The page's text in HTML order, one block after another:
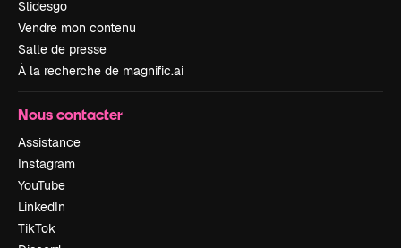
Slidesgo
Vendre mon contenu
Salle de presse
À la recherche de magnific.ai
Nous contacter
Assistance
Instagram
YouTube
LinkedIn
TikTok